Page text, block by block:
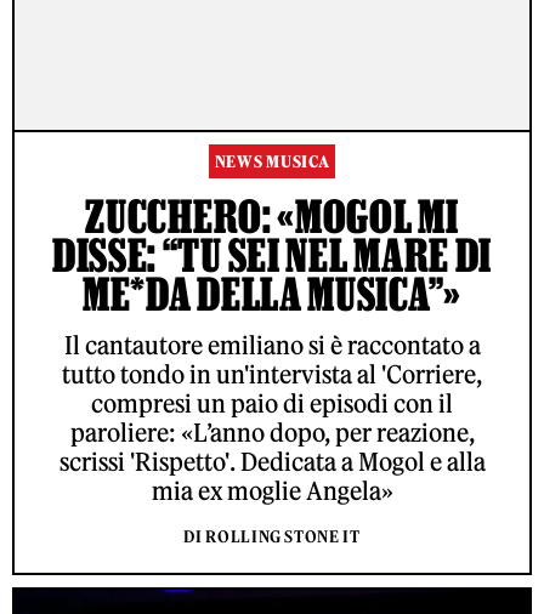
NEWS MUSICA
ZUCCHERO: «MOGOL MI
DISSE: “TU SEI NEL MARE DI
ME*DA DELLA MUSICA”»
Il cantautore emiliano si è raccontato a
tutto tondo in un'intervista al 'Corriere,
compresi un paio di episodi con il
paroliere: «L’anno dopo, per reazione,
scrissi 'Rispetto'. Dedicata a Mogol e alla
mia ex moglie Angela»
DI ROLLING STONE IT